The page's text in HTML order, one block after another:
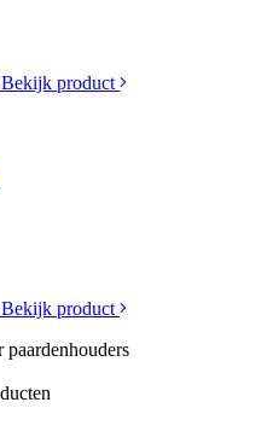
Bekijk product
Bekijk product